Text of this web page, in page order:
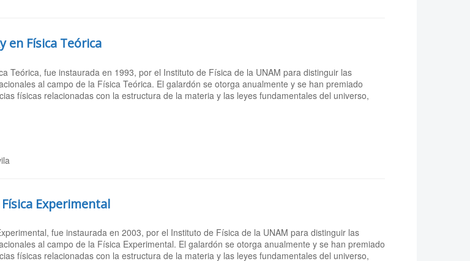
en Física Teórica
Teórica, fue instaurada en 1993, por el Instituto de Física de la UNAM para distinguir las
al campo de la Física Teórica. El galardón se otorga anualmente y se han premiado
físicas relacionadas con la estructura de la materia y las leyes fundamentales del universo,
Experimental
fue instaurada en 2003, por el Instituto de Física de la UNAM para distinguir las
al campo de la Física Experimental. El galardón se otorga anualmente y se han premiado
físicas relacionadas con la estructura de la materia y las leyes fundamentales del universo,